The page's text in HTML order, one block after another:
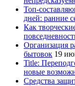
Топ-
дней: ранние
Как
Организация
бытовок 19
Title:
новые
Средства